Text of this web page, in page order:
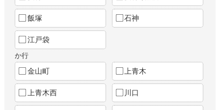
飯塚 石神
江戸袋
か行
金山町 上青木
上青木西 川口